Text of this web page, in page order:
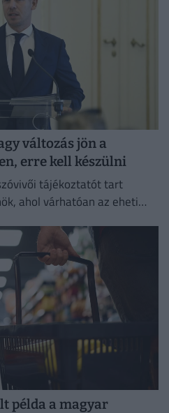
változás jön a
erre kell készülni
tájékoztatót tart
ahol várhatóan az eheti
példa a magyar